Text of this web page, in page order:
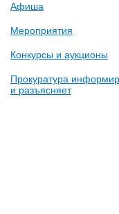
Афиша
Мероприятия
Конкурсы и аукционы
Прокуратура
и разъясняет